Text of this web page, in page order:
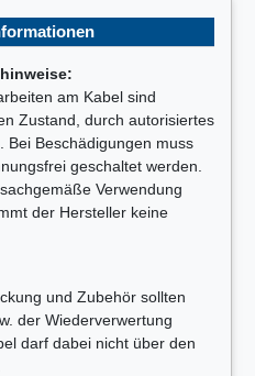
am Kabel sind
Zustand, durch autorisiertes
Bei Beschädigungen muss
geschaltet werden.
Verwendung
der Hersteller keine
und Zubehör sollten
der Wiederverwertung
darf dabei nicht über den